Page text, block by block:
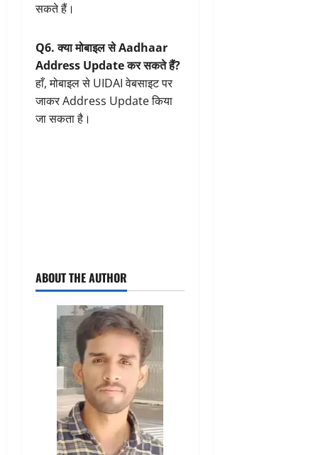
सकते हैं।
Q6. क्या मोबाइल से Aadhaar
Address Update कर सकते हैं?
हाँ, मोबाइल से UIDAI वेबसाइट पर
जाकर Address Update किया
जा सकता है।
ABOUT THE AUTHOR